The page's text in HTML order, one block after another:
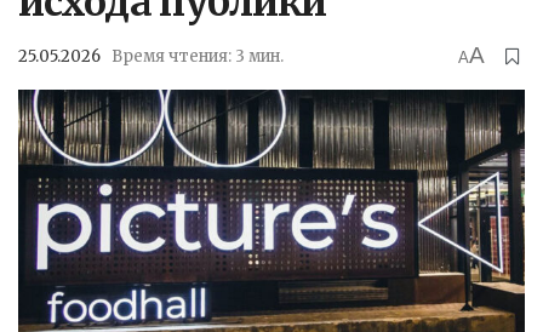
25.05.2026 Время чтения: 3 мин. AA